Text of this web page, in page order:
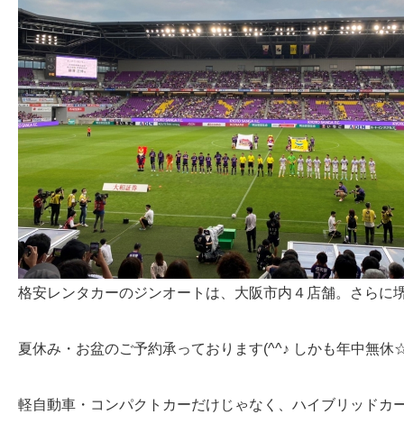
格安レンタカーのジンオートは、大阪市内４店舗。さらに
夏休み・お盆のご予約承っております(^^♪ しかも年中無休
軽自動車・コンパクトカーだけじゃなく、ハイブリッドカ